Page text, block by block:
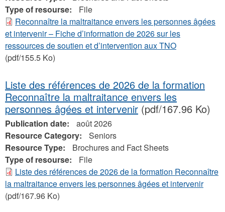
Type of resourse:
File
Reconnaître la maltraitance envers les personnes âgées
et intervenir – Fiche d’information de 2026 sur les
ressources de soutien et d’intervention aux TNO
(pdf/155.5 Ko)
Liste des références de 2026 de la formation
Reconnaître la maltraitance envers les
personnes âgées et intervenir (pdf/167.96 Ko)
Publication date:
août 2026
Resource Category:
Seniors
Resource Type:
Brochures and Fact Sheets
Type of resourse:
File
Liste des références de 2026 de la formation Reconnaître
la maltraitance envers les personnes âgées et intervenir
(pdf/167.96 Ko)